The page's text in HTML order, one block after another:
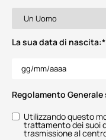
La sua data di nascita:*
Regolamento
Utilizzando questo
trattamento dei suoi
trasmissione al